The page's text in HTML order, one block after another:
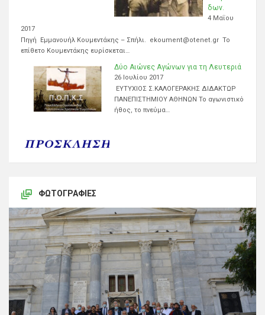
δων.
4 Μαΐου
2017
Πηγή Εμμανουήλ Κουμεντάκης – Σπήλι. ekoument@otenet.gr Το
επίθετο Κουμεντάκης ευρίσκεται…
Δύο Αιώνες Αγώνων για τη Λευτεριά
26 Ιουλίου 2017
ΕΥΤΥΧΙΟΣ Σ.ΚΑΛΟΓΕΡΑΚΗΣ ΔΙΔΑΚΤΩΡ
ΠΑΝΕΠΙΣΤΗΜΙΟΥ ΑΘΗΝΩΝ Το αγωνιστικό
ήθος, το πνεύμα…
ΦΩΤΟΓΡΑΦΊΕΣ